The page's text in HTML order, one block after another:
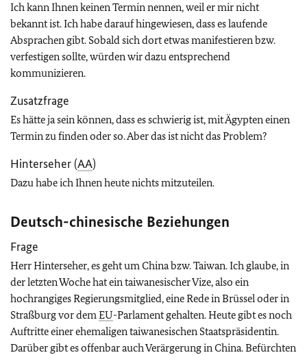
Ich kann Ihnen keinen Termin nennen, weil er mir nicht
bekannt ist. Ich habe darauf hingewiesen, dass es laufende
Absprachen gibt. Sobald sich dort etwas manifestieren bzw.
verfestigen sollte, würden wir dazu entsprechend
kommunizieren.
Zusatzfrage
Es hätte ja sein können, dass es schwierig ist, mit Ägypten einen
Termin zu finden oder so. Aber das ist nicht das Problem?
Hinterseher (AA)
Dazu habe ich Ihnen heute nichts mitzuteilen.
Deutsch-chinesische Beziehungen
Frage
Herr Hinterseher, es geht um China bzw. Taiwan. Ich glaube, in
der letzten Woche hat ein taiwanesischer Vize, also ein
hochrangiges Regierungsmitglied, eine Rede in Brüssel oder in
Straßburg vor demEU-Parlament gehalten. Heute gibt es noch
Auftritte einer ehemaligen taiwanesischen Staatspräsidentin.
Darüber gibt es offenbar auch Verärgerung in China. Befürchten